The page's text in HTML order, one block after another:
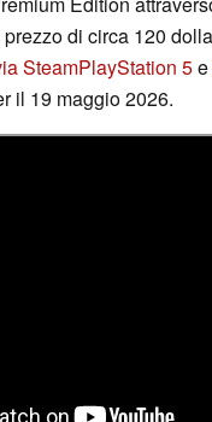
di circa 120
SteamPlayStation 5e
il 19 maggio 2026.